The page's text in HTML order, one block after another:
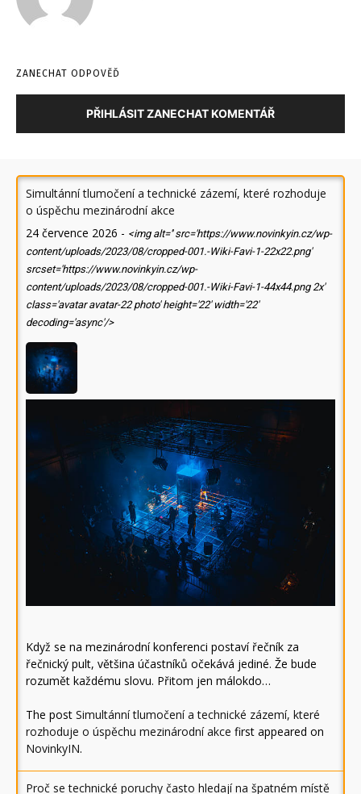
ZANECHAT ODPOVĚĎ
PŘIHLÁSIT ZANECHAT KOMENTÁŘ
Simultánní tlumočení a technické zázemí, které rozhoduje
o úspěchu mezinárodní akce
24 července 2026 - <img alt='' src='https://www.novinkyin.cz/wp-
content/uploads/2023/08/cropped-001.-Wiki-Favi-1-22x22.png'
srcset='https://www.novinkyin.cz/wp-
content/uploads/2023/08/cropped-001.-Wiki-Favi-1-44x44.png 2x'
class='avatar avatar-22 photo' height='22' width='22'
decoding='async'/>
Když se na mezinárodní konferenci postaví řečník za
řečnický pult, většina účastníků očekává jediné. Že bude
rozumět každému slovu. Přitom jen málokdo…
The post Simultánní tlumočení a technické zázemí, které
rozhoduje o úspěchu mezinárodní akce first appeared on
NovinkyIN.
Proč se technické poruchy často hledají na špatném místě